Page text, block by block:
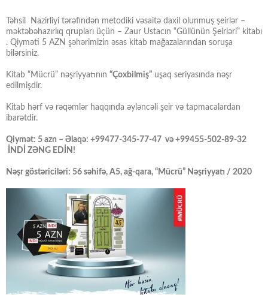
Təhsil Nazirliyi tərəfindən metodiki vəsaitə daxil olunmuş şeirlər –
məktəbəhazırlıq qrupları üçün – Zaur Ustacın “Güllünün Şeirləri” kitabı
. Qiyməti 5 AZN şəhərimizin əsas kitab mağazalarından soruşa
bilərsiniz.
Kitab “Mücrü” nəşriyyatının “Çoxbilmiş” uşaq seriyasında nəşr
edilmişdir.
Kitab hərf və rəqəmlər haqqında əyləncəli şeir və tapmacalardan
ibarətdir.
Qiymət: 5 azn – Əlaqə: +99477-345-77-47 və +99455-502-89-32
İNDİ ZƏNG EDİN!
Nəşr göstəriciləri: 56 səhifə, A5, ağ-qara, “Mücrü” Nəşriyyatı / 2020